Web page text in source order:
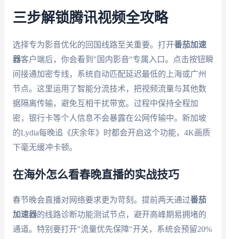
三步解锁腾讯视频全攻略
选择专为影音优化的回国线路至关重要。打开番茄加速
器客户端后，你会看到"国内影音"专属入口。点击按钮瞬
间接通加密专线，系统自动匹配延迟最低的上海或广州
节点。这里运用了智能分流技术，把视频流量与其他数
据隔离传输，避免互相干扰带宽。过程中保持全程加
密，银行卡等个人信息不会暴露在公网传输中。新加坡
的Lydia每晚追《庆余年》时都会开启这个功能，4K画质
下毫无缓冲卡顿。
在海外怎么看春晚直播的实战技巧
春节晚会直播对网络要求更为苛刻。提前两天通过番茄
加速器的线路诊断功能测试节点，避开高峰期易拥堵的
通道。特别要打开"流量优先保障"开关，系统会预留20%